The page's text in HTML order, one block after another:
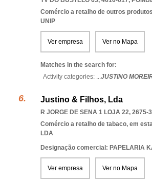
Comércio a retalho de outros
UNIP
Ver empresa Ver no Mapa
Matches in the search for:
Activity categories: ...JUSTINO
Justino & Filhos, Lda
R JORGE DE SENA 1 LOJA 22, 2675-
Comércio a retalho de tabaco, em
LDA
Designação comercial: PAPELARIA
Ver empresa Ver no Mapa